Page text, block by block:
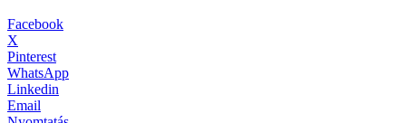
Facebook
X
Pinterest
WhatsApp
Linkedin
Email